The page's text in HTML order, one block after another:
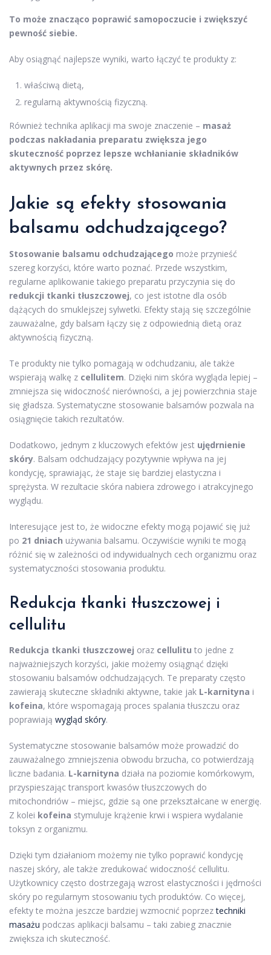
To może znacząco poprawić samopoczucie i zwiększyć
pewność siebie.
Aby osiągnąć najlepsze wyniki, warto łączyć te produkty z:
właściwą dietą,
regularną aktywnością fizyczną.
Również technika aplikacji ma swoje znaczenie – masaż
podczas nakładania preparatu zwiększa jego
skuteczność poprzez lepsze wchłanianie składników
aktywnych przez skórę.
Jakie są efekty stosowania
balsamu odchudzającego?
Stosowanie balsamu odchudzającego może przynieść
szereg korzyści, które warto poznać. Przede wszystkim,
regularne aplikowanie takiego preparatu przyczynia się do
redukcji tkanki tłuszczowej, co jest istotne dla osób
dążących do smuklejszej sylwetki. Efekty stają się szczególnie
zauważalne, gdy balsam łączy się z odpowiednią dietą oraz
aktywnością fizyczną.
Te produkty nie tylko pomagają w odchudzaniu, ale także
wspierają walkę z cellulitem. Dzięki nim skóra wygląda lepiej –
zmniejsza się widoczność nierówności, a jej powierzchnia staje
się gładsza. Systematyczne stosowanie balsamów pozwala na
osiągnięcie takich rezultatów.
Dodatkowo, jednym z kluczowych efektów jest ujędrnienie
skóry. Balsam odchudzający pozytywnie wpływa na jej
kondycję, sprawiając, że staje się bardziej elastyczna i
sprężysta. W rezultacie skóra nabiera zdrowego i atrakcyjnego
wyglądu.
Interesujące jest to, że widoczne efekty mogą pojawić się już
po 21 dniach używania balsamu. Oczywiście wyniki te mogą
różnić się w zależności od indywidualnych cech organizmu oraz
systematyczności stosowania produktu.
Redukcja tkanki tłuszczowej i
cellulitu
Redukcja tkanki tłuszczowej oraz cellulitu to jedne z
najważniejszych korzyści, jakie możemy osiągnąć dzięki
stosowaniu balsamów odchudzających. Te preparaty często
zawierają skuteczne składniki aktywne, takie jak L-karnityna i
kofeina, które wspomagają proces spalania tłuszczu oraz
poprawiają wygląd skóry.
Systematyczne stosowanie balsamów może prowadzić do
zauważalnego zmniejszenia obwodu brzucha, co potwierdzają
liczne badania. L-karnityna działa na poziomie komórkowym,
przyspieszając transport kwasów tłuszczowych do
mitochondriów – miejsc, gdzie są one przekształcane w energię.
Z kolei kofeina stymuluje krążenie krwi i wspiera wydalanie
toksyn z organizmu.
Dzięki tym działaniom możemy nie tylko poprawić kondycję
naszej skóry, ale także zredukować widoczność cellulitu.
Użytkownicy często dostrzegają wzrost elastyczności i jędrności
skóry po regularnym stosowaniu tych produktów. Co więcej,
efekty te można jeszcze bardziej wzmocnić poprzeztechniki
masażu podczas aplikacji balsamu – taki zabieg znacznie
zwiększa ich skuteczność.